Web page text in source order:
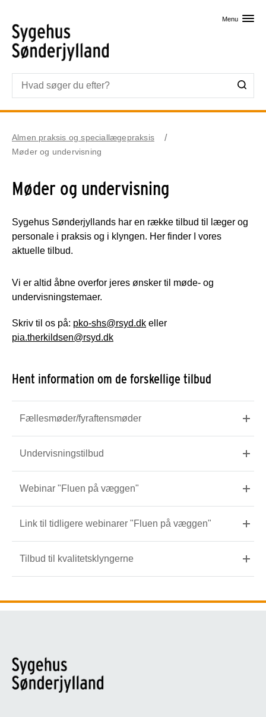
Menu
Almen praksis og speciallægepraksis
Møder og undervisning
Møder og undervisning
Sygehus Sønderjyllands har en række tilbud til læger og
personale i praksis og i klyngen. Her finder I vores
aktuelle tilbud.
Vi er altid åbne overfor jeres ønsker til møde- og
undervisningstemaer.
Skriv til os på: pko-shs@rsyd.dk eller
pia.therkildsen@rsyd.dk
Hent information om de forskellige tilbud
Fællesmøder/fyraftensmøder
Undervisningstilbud
Webinar "Fluen på væggen"
Link til tidligere webinarer "Fluen på væggen"
Tilbud til kvalitetsklyngerne